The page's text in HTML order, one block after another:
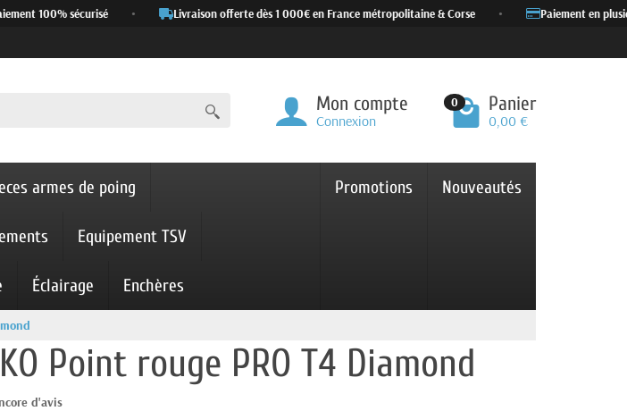
100% sécurisé Livraison offerte dès 1 000€ en France métropolitaine & Corse Paiement en
Mon compte
Connexion
0 Panier
0,00 €
armes de poing
Equipement TSV
Éclairage Enchères
Promotions Nouveautés
Point rouge PRO T4 Diamond
d'avis